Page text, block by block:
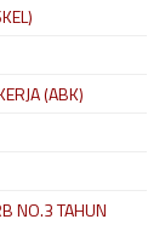
(ABK)
NO.3 TAHUN